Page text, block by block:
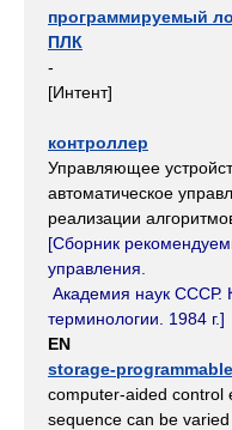
программируемый
ПЛК
-
[Интент]
контроллер
Управляющее
автоматическое
реализации
[Сборник
управления.
Академия наук СССР.
терминологии. 1984 г.]
EN
storage-
computer-aided control
sequence can be